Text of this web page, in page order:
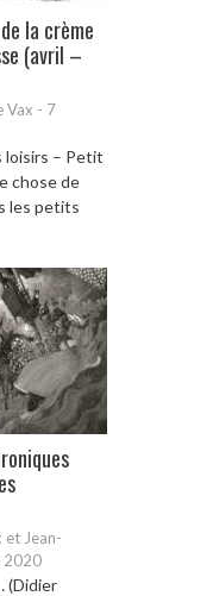
la crème
(avril –
Vax - 7
loisirs – Petit
chose de
les petits
et Jean-
2020
(Didier